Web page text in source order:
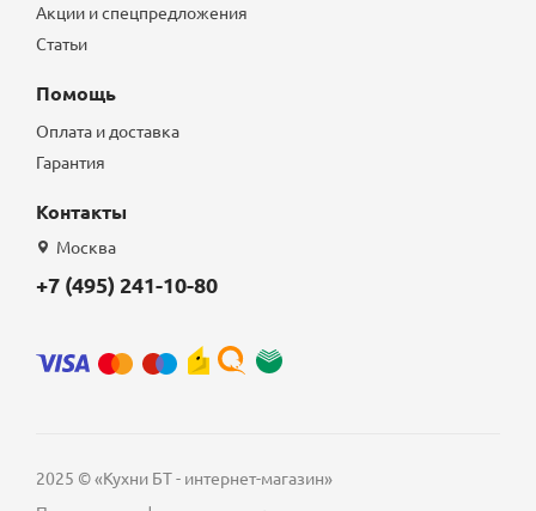
Акции и спецпредложения
Статьи
Помощь
Оплата и доставка
Гарантия
Контакты
Москва
+7 (495) 241-10-80
2025 © «Кухни БТ - интернет-магазин»